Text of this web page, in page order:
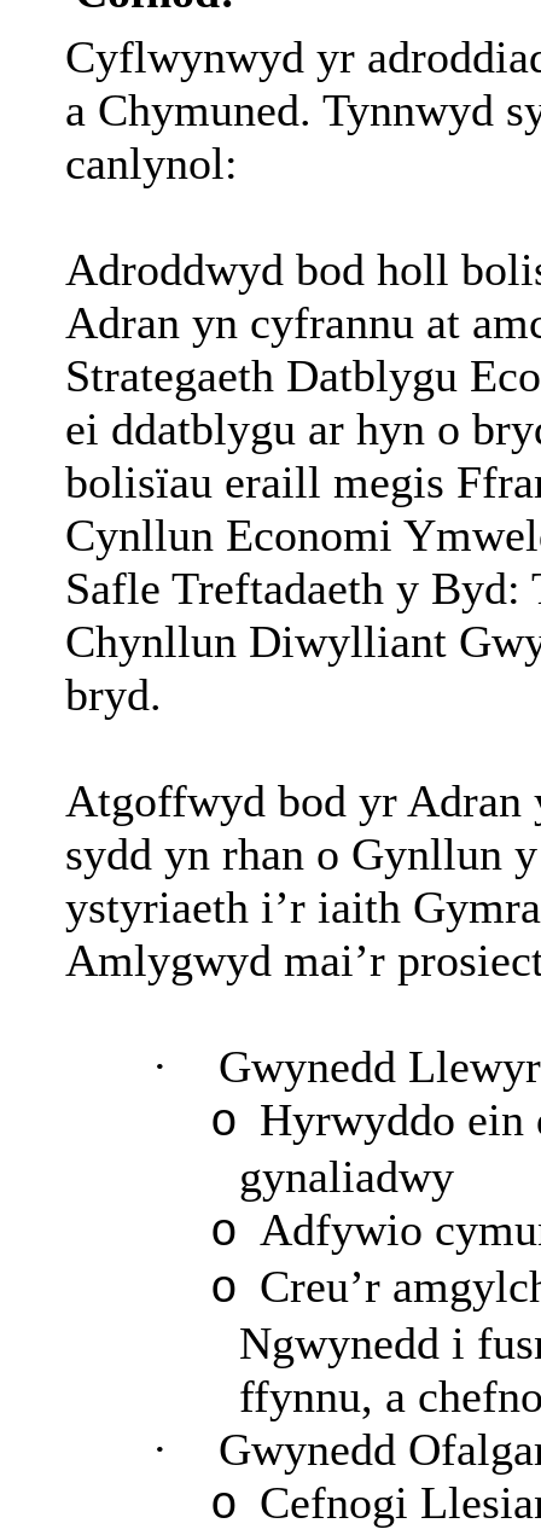
Cyflwynwyd yr
a Chymuned. Tynnwyd
canlynol:
Adroddwyd bod holl
Adran yn cyfrannu at
Strategaeth Datblygu
ei ddatblygu ar hyn o
bolisïau eraill megis
Cynllun Economi
Safle Treftadaeth y
Chynllun Diwylliant
bryd.
Atgoffwyd bod yr Adran
sydd yn rhan o Gynllun
ystyriaeth i’r iaith
Amlygwyd mai’r
· Gwynedd
o Hyrwyddo ein
gynaliadwy
o Adfywio
o Creu’r
Ngwynedd i
ffynnu, a
·
Gwynedd
o Cefnogi